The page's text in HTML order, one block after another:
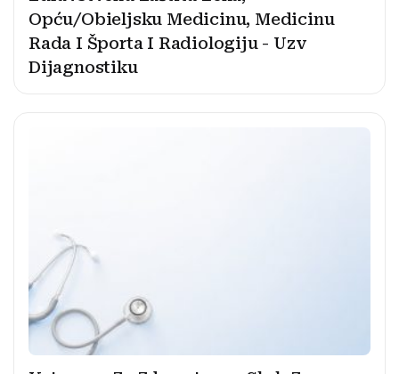
Opću/Obieljsku Medicinu, Medicinu
Rada I Športa I Radiologiju - Uzv
Dijagnostiku